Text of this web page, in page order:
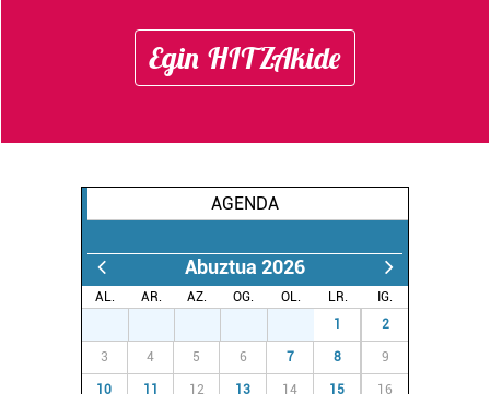
Egin HITZAkide
AGENDA
Abuztua 2026
AL. AR. AZ. OG. OL. LR.
IG.
1 2
3 4 5 6 7 8 9
10 11 12 13 14 15 16